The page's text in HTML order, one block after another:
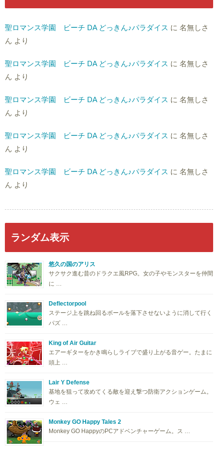
聖ロマンス学園 ビーチ DA どっきん♪パラダイス に 名無しさ
ん より
聖ロマンス学園 ビーチ DA どっきん♪パラダイス に 名無しさ
ん より
聖ロマンス学園 ビーチ DA どっきん♪パラダイス に 名無しさ
ん より
聖ロマンス学園 ビーチ DA どっきん♪パラダイス に 名無しさ
ん より
聖ロマンス学園 ビーチ DA どっきん♪パラダイス に 名無しさ
ん より
ランダム表示
悠久の国のアリス
サクサク進む昔のドラクエ風RPG。女の子やモンスターを仲間
に …
Deflectorpool
ステージ上を跳ね回るボールを落下させないように消して行く
パズ …
King of Air Guitar
エアーギターをかき鳴らしライブで盛り上がる音ゲー。たまに
頭上 …
Lair Y Defense
基地を狙って攻めてくる敵を迎え撃つ防衛アクションゲーム。
ウェ …
Monkey GO Happy Tales 2
Monkey GO HappyのPCアドベンチャーゲーム。ス …